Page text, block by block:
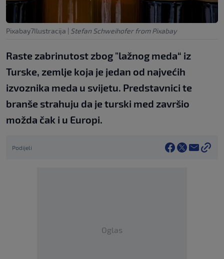
Pixabay7Ilustracija | Stefan Schweihofer from Pixabay
Raste zabrinutost zbog "lažnog meda“ iz
Turske, zemlje koja je jedan od najvećih
izvoznika meda u svijetu. Predstavnici te
branše strahuju da je turski med završio
možda čak i u Europi.
Podijeli
Oglas